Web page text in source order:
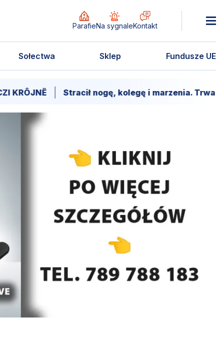
ParafieNa sygnaleKontakt
Sołectwa Sklep Fundusze UE
Stracił nogę, kolegę i marzenia. Trwa walka o